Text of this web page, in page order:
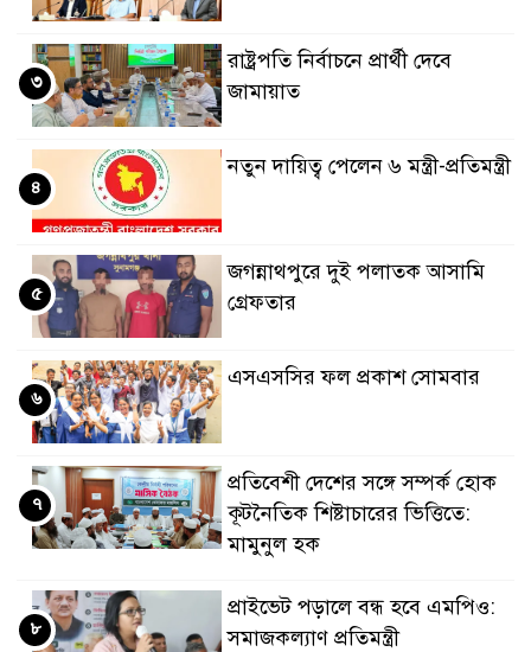
রাষ্ট্রপতি নির্বাচনে প্রার্থী দেবে
জামায়াত
৩
নতুন দায়িত্ব পেলেন ৬ মন্ত্রী-প্রতিমন্ত্রী
৪
জগন্নাথপুরে দুই পলাতক আসামি
গ্রেফতার
৫
এসএসসির ফল প্রকাশ সোমবার
৬
প্রতিবেশী দেশের সঙ্গে সম্পর্ক হোক
কূটনৈতিক শিষ্টাচারের ভিত্তিতে:
মামুনুল হক
৭
প্রাইভেট পড়ালে বন্ধ হবে এমপিও:
সমাজকল্যাণ প্রতিমন্ত্রী
৮